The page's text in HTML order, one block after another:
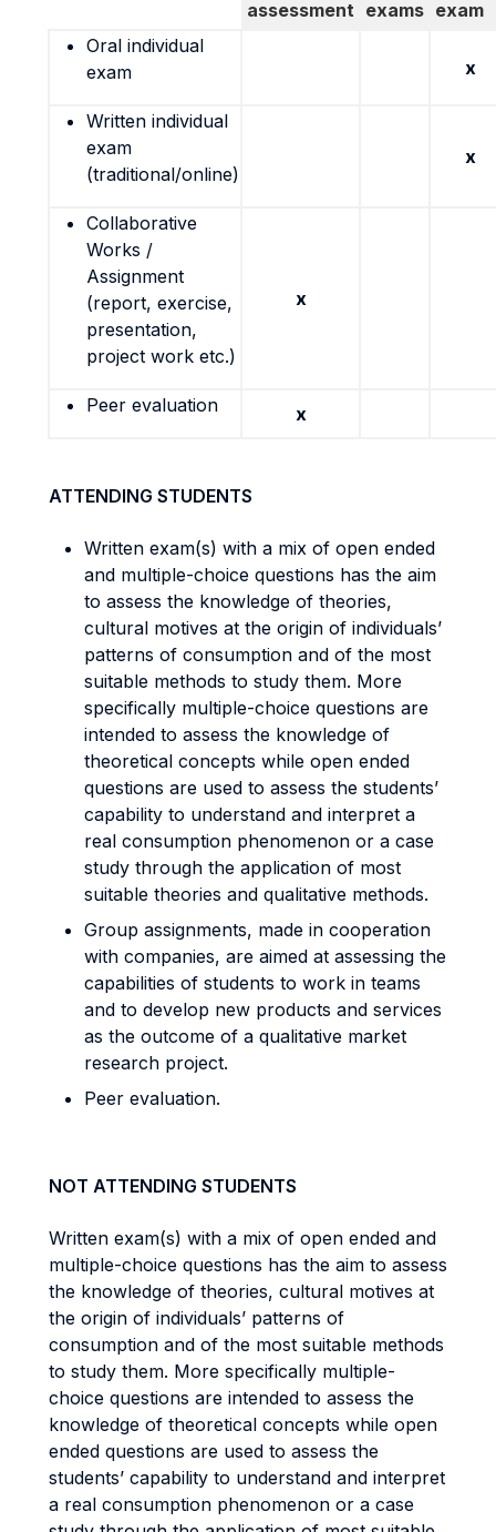
assessment exams exam
Oral individual
exam
x
Written individual
exam
(traditional/online)
x
Collaborative
Works /
Assignment
(report, exercise,
presentation,
project work etc.)
x
Peer evaluation x
ATTENDING STUDENTS
Written exam(s) with a mix of open ended
and multiple-choice questions has the aim
to assess the knowledge of theories,
cultural motives at the origin of individuals’
patterns of consumption and of the most
suitable methods to study them. More
specifically multiple-choice questions are
intended to assess the knowledge of
theoretical concepts while open ended
questions are used to assess the students’
capability to understand and interpret a
real consumption phenomenon or a case
study through the application of most
suitable theories and qualitative methods.
Group assignments, made in cooperation
with companies, are aimed at assessing the
capabilities of students to work in teams
and to develop new products and services
as the outcome of a qualitative market
research project.
Peer evaluation.
NOT ATTENDING STUDENTS
Written exam(s) with a mix of open ended and
multiple-choice questions has the aim to assess
the knowledge of theories, cultural motives at
the origin of individuals’ patterns of
consumption and of the most suitable methods
to study them. More specifically multiple-
choice questions are intended to assess the
knowledge of theoretical concepts while open
ended questions are used to assess the
students’ capability to understand and interpret
a real consumption phenomenon or a case